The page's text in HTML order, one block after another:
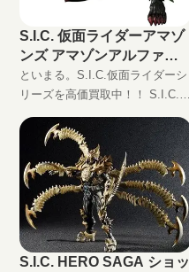
S.I.C. 仮面ライダーアマゾ
ンズ アマゾンアルファの
買取価格
といまる。S.I.C.仮面ライダーシ
リーズを高価買取中！！ S.I.C.
ンアルファ JAN:4573102550866
現在の買取価格は円（未
S.I.C. HERO SAGA ショッ